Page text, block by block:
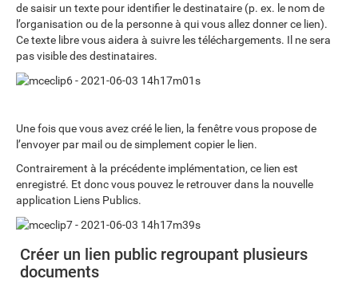
de saisir un texte pour identifier le destinataire (p. ex. le nom de
l’organisation ou de la personne à qui vous allez donner ce lien).
Ce texte libre vous aidera à suivre les téléchargements. Il ne sera
pas visible des destinataires.
Une fois que vous avez créé le lien, la fenêtre vous propose de
l’envoyer par mail ou de simplement copier le lien.
Contrairement à la précédente implémentation, ce lien est
enregistré. Et donc vous pouvez le retrouver dans la nouvelle
application Liens Publics.
Créer un lien public regroupant plusieurs
documents